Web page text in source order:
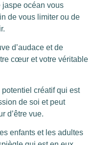
océan vous
de vous limiter ou de
d’audace et de
cœur et votre véritable
potentiel créatif qui est
de soi et peut
d’être vue.
enfants et les adultes